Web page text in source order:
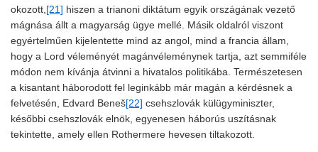
okozott,[21] hiszen a trianoni diktátum egyik országának vezető
mágnása állt a magyarság ügye mellé. Másik oldalról viszont
egyértelműen kijelentette mind az angol, mind a francia állam,
hogy a Lord véleményét magánvéleménynek tartja, azt semmiféle
módon nem kívánja átvinni a hivatalos politikába. Természetesen
a kisantant háborodott fel leginkább már magán a kérdésnek a
felvetésén, Edvard Beneš[22] csehszlovák külügyminiszter,
későbbi csehszlovák elnök, egyenesen háborús uszításnak
tekintette, amely ellen Rothermere hevesen tiltakozott.